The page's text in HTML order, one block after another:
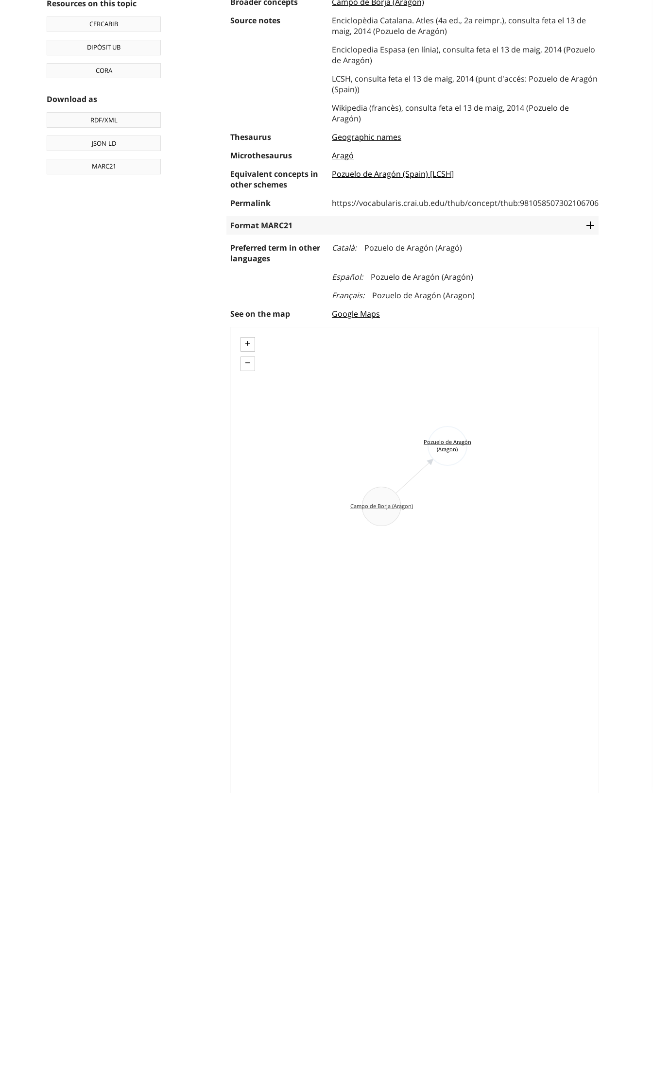
Resources on this topic
CERCABIB
DIPÒSIT UB
CORA
Download as
RDF/XML
JSON-LD
MARC21
Source notes
Enciclopèdia Catalana. Atles (4a ed., 2a reimpr.), consulta feta el 13 de
maig, 2014 (Pozuelo de Aragón)
Enciclopedia Espasa (en línia), consulta feta el 13 de maig, 2014 (Pozuelo
de Aragón)
LCSH, consulta feta el 13 de maig, 2014 (punt d'accés: Pozuelo de Aragón
(Spain))
Wikipedia (francès), consulta feta el 13 de maig, 2014 (Pozuelo de
Aragón)
Thesaurus
Geographic names
Microthesaurus
Aragó
Equivalent concepts in
other schemes
Pozuelo de Aragón (Spain) [LCSH]
Permalink https://vocabularis.crai.ub.edu/thub/concept/thub:981058507302106706
Format MARC21
Preferred term in other
languages
Català Pozuelo de Aragón (Aragó)
Español
Pozuelo de Aragón (Aragón)
Français
Pozuelo de Aragón (Aragon)
See on the map
Google Maps
+
−
Pozuelo de Aragón
(Aragon)
Campo de Borja (Aragon)